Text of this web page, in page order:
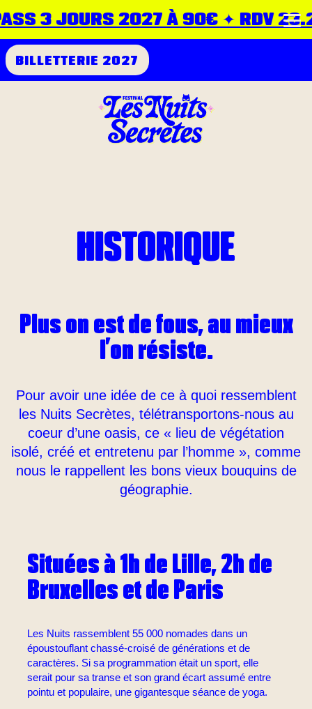
3 JOURS 2027 À 90€ ✦ RDV
BILLETTERIE 2027
HISTORIQUE
Plus on est de fous, au mieux
l’on résiste.
Pour avoir une idée de ce à quoi ressemblent
les Nuits Secrètes, télétransportons-nous au
coeur d’une oasis, ce « lieu de végétation
isolé, créé et entretenu par l’homme », comme
nous le rappellent les bons vieux bouquins de
géographie.
Situées à 1h de Lille, 2h de
Bruxelles et de Paris
Les Nuits rassemblent 55 000 nomades dans un
époustouflant chassé-croisé de générations et de
caractères. Si sa programmation était un sport, elle
serait pour sa transe et son grand écart assumé entre
pointu et populaire, une gigantesque séance de yoga.